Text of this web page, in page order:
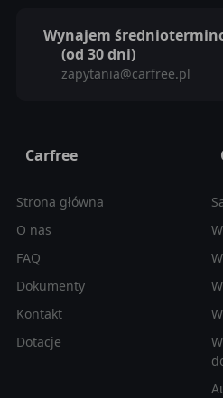
Wynajem
(od 30 dni)
zapytania@carfree.pl
Carfree
Strona główna
O nas
FAQ
Dokumenty
Kontakt
Dotacje